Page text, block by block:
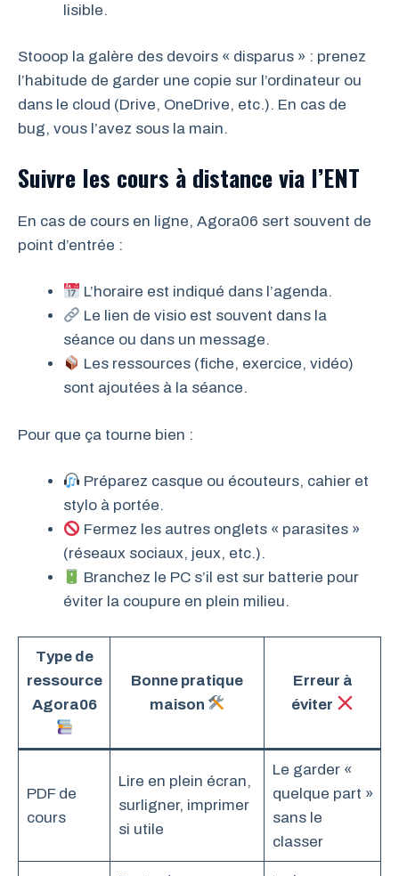
lisible.
Stooop la galère des devoirs « disparus » : prenez
l’habitude de garder une copie sur l’ordinateur ou
dans le cloud (Drive, OneDrive, etc.). En cas de
bug, vous l’avez sous la main.
Suivre les cours à distance via l’ENT
En cas de cours en ligne, Agora06 sert souvent de
point d’entrée :
L’horaire est indiqué dans l’agenda.
Le lien de visio est souvent dans la
séance ou dans un message.
Les ressources (fiche, exercice, vidéo)
sont ajoutées à la séance.
Pour que ça tourne bien :
Préparez casque ou écouteurs, cahier et
stylo à portée.
Fermez les autres onglets « parasites »
(réseaux sociaux, jeux, etc.).
Branchez le PC s’il est sur batterie pour
éviter la coupure en plein milieu.
Type de
ressource
Agora06
Bonne pratique
maison
Erreur à
éviter
PDF de
cours
Lire en plein écran,
surligner, imprimer
si utile
Le garder «
quelque part »
sans le
classer